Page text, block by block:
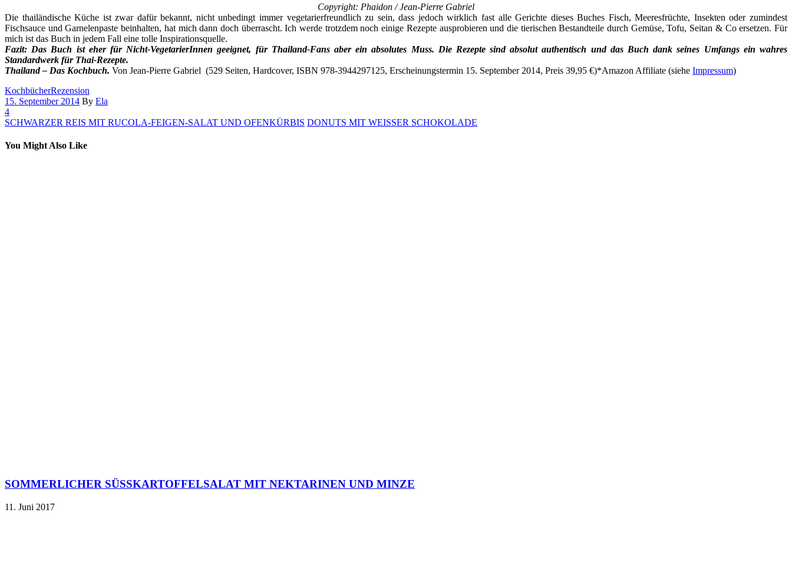
Copyright: Phaidon / Jean-Pierre Gabriel
Die thailändische Küche ist zwar dafür bekannt, nicht unbedingt immer vegetarierfreundlich zu sein, dass jedoch wirklich fast alle Gerichte dieses Buches Fisch, Meeresfrüchte, Insekten oder zumindest
Fischsauce und Garnelenpaste beinhalten, hat mich dann doch überrascht. Ich werde trotzdem noch einige Rezepte ausprobieren und die tierischen Bestandteile durch Gemüse, Tofu, Seitan & Co ersetzen. Für
mich ist das Buch in jedem Fall eine tolle Inspirationsquelle.
Fazit: Das Buch ist eher für Nicht-VegetarierInnen geeignet, für Thailand-Fans aber ein absolutes Muss. Die Rezepte sind absolut authentisch und das Buch dank seines Umfangs ein wahres
Standardwerk für Thai-Rezepte.
Thailand – Das Kochbuch. Von Jean-Pierre Gabriel (529 Seiten, Hardcover, ISBN 978-3944297125, Erscheinungstermin 15. September 2014, Preis 39,95 €)*Amazon Affiliate (siehe Impressum)
KochbücherRezension
15. September 2014 By Ela
4
SCHWARZER REIS MIT RUCOLA-FEIGEN-SALAT UND OFENKÜRBIS DONUTS MIT WEISSER SCHOKOLADE
You Might Also Like
SOMMERLICHER SÜSSKARTOFFELSALAT MIT NEKTARINEN UND MINZE
11. Juni 2017